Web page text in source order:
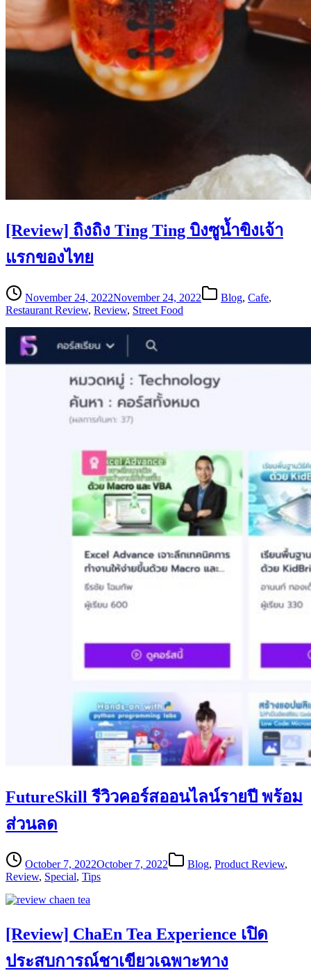
[Review] ถิงถิง Ting Ting บิงซูน้ำขิงเจ้า
แรกของไทย
November 24, 2022November 24, 2022 Blog, Cafe,
Restaurant Review, Review, Street Food
FutureSkill รีวิวคอร์สออนไลน์รายปี พร้อม
ส่วนลด
October 7, 2022October 7, 2022 Blog, Product Review,
Review, Special, Tips
[Review] ChaEn Tea Experience เปิด
ประสบการณ์ชาเขียวเฉพาะทาง